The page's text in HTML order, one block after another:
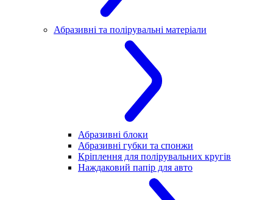
Абразивні та полірувальні матеріали
Абразивні блоки
Абразивні губки та спонжи
Кріплення для полірувальних кругів
Наждаковий папір для авто